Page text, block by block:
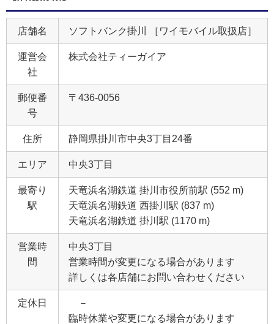
店舗名 ソフトバンク掛川 ［ワイモバイル取扱店］
運営会
社
株式会社ティーガイア
郵便番
号
〒436-0056
住所 静岡県掛川市中央3丁目24番
エリア 中央3丁目
最寄り
駅
天竜浜名湖鉄道 掛川市役所前駅 (552 m)
天竜浜名湖鉄道 西掛川駅 (837 m)
天竜浜名湖鉄道 掛川駅 (1170 m)
営業時
間
中央3丁目
営業時間が変更になる場合があります
詳しくは各店舗にお問い合わせください
定休日
－
臨時休業や変更になる場合があります